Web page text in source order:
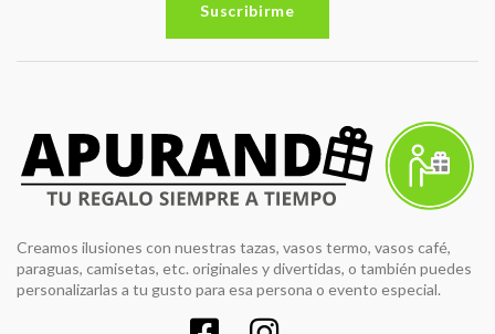
Suscribirme
Creamos ilusiones con nuestras tazas, vasos termo, vasos café,
paraguas, camisetas, etc. originales y divertidas, o también puedes
personalizarlas a tu gusto para esa persona o evento especial.